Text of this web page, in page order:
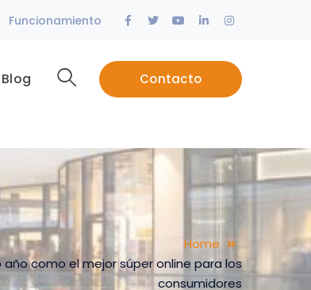
Funcionamiento
Facebook
TwitterYoutube
LinkedInInstagram
Contacto
Blog
Home
año como el mejor súper online para los
consumidores